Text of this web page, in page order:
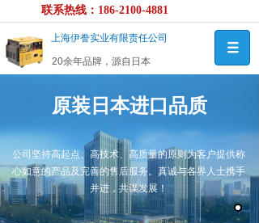
联系热线：186-2100-4881
上海伊誊实业有限责任公司
20余年品牌，源自日本
原装日本进口品质
公司坚持高起点、高技术、高质量的原则为客户提供称
心如意的产品及完善的售后服务。真诚与各界人士携手
并进，共谋发展！